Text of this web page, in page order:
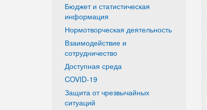
Бюджет и статистическая
информация
Нормотворческая деятельность
Взаимодействие и
сотрудничество
Доступная среда
COVID-19
Защита от чрезвычайных
ситуаций